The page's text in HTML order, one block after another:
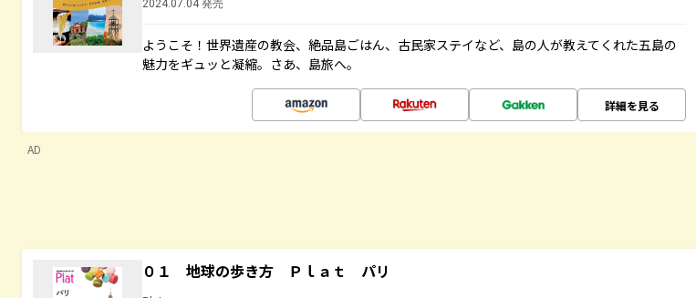
2024.07.04 発売
ようこそ！世界遺産の教会、絶品島ごはん、古民家ステイなど、島の人が教えてくれた五島の
魅力をギュッと凝縮。さあ、島旅へ。
詳細を見る
AD
０１ 地球の歩き方 Ｐｌａｔ パリ